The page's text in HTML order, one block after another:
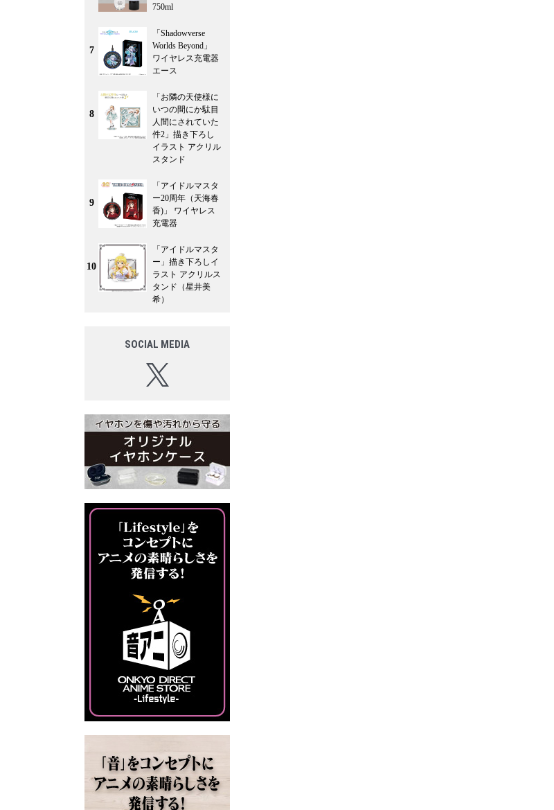
750ml
7
「Shadowverse
Worlds Beyond」
ワイヤレス充電器
エース
8
「お隣の天使様に
いつの間にか駄目
人間にされていた
件2」描き下ろし
イラスト アクリル
スタンド
9
「アイドルマスタ
ー20周年（天海春
香)」 ワイヤレス
充電器
10
「アイドルマスタ
ー」描き下ろしイ
ラスト アクリルス
タンド（星井美
希）
SOCIAL MEDIA